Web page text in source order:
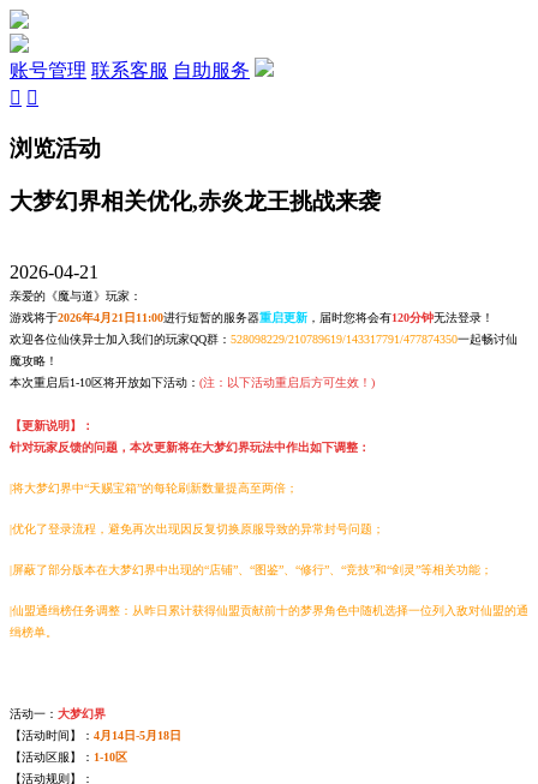
账号管理 联系客服 自助服务
 
浏览活动
大梦幻界相关优化,赤炎龙王挑战来袭
2026-04-21
亲爱的《魔与道》玩家：
游戏将于2026年4月21日11:00进行短暂的服务器重启更新 ，届时您将会有120分钟无法登录！
欢迎各位仙侠异士加入我们的玩家QQ群： 528098229/210789619/143317791/477874350一起畅讨仙
魔攻略！
本次重启后1-10区将开放如下活动： (注：以下活动重启后方可生效！)
【更新说明】：
针对玩家反馈的问题，本次更新将在大梦幻界玩法中作出如下调整：
|将大梦幻界中“天赐宝箱”的每轮刷新数量提高至两倍；
|优化了登录流程，避免再次出现因反复切换原服导致的异常封号问题；
|屏蔽了部分版本在大梦幻界中出现的“店铺”、“图鉴”、“修行”、“竞技”和“剑灵”等相关功能；
|仙盟通缉榜任务调整：从昨日累计获得仙盟贡献前十的梦界角色中随机选择一位列入敌对仙盟的通
缉榜单。
活动一： 大梦幻界
【活动时间】： 4月14日-5月18日
【活动区服】： 1-10区
【活动规则】：